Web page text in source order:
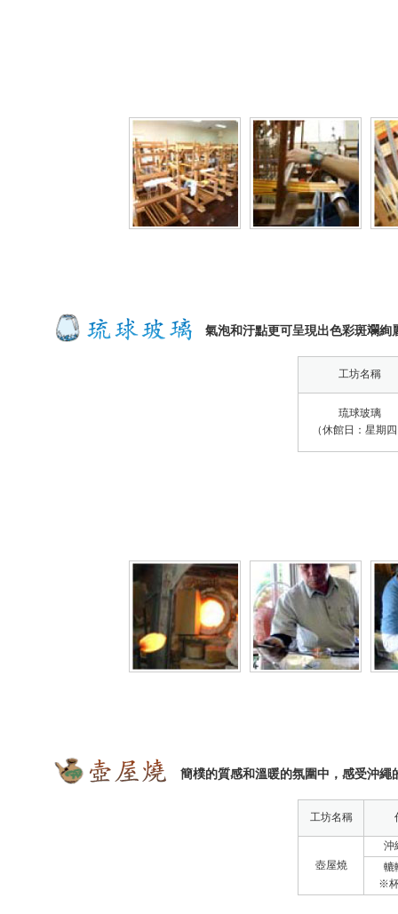
氣泡和汙點更可呈現出色彩斑斕絢
工坊名稱
琉球玻璃
（休館日：星期
簡樸的質感和溫暖的氛圍中，感受沖繩
工坊名稱
壺屋燒
沖
轆
※